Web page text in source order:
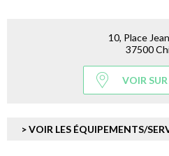
10, Place
37500
VOIR
> VOIR LES ÉQUIPEMENTS/